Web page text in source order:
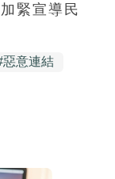
緊宣導民
惡意連結